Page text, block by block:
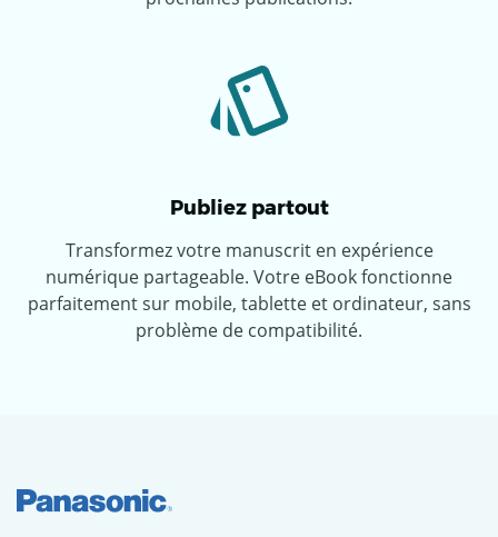
Publiez partout
Transformez votre manuscrit en expérience
numérique partageable. Votre eBook fonctionne
parfaitement sur mobile, tablette et ordinateur, sans
problème de compatibilité.